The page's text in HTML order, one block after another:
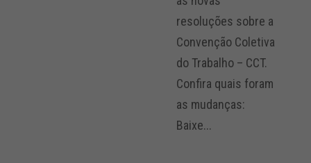
resoluções sobre a
Convenção Coletiva
do Trabalho – CCT.
Confira quais foram
as mudanças:
Baixe...